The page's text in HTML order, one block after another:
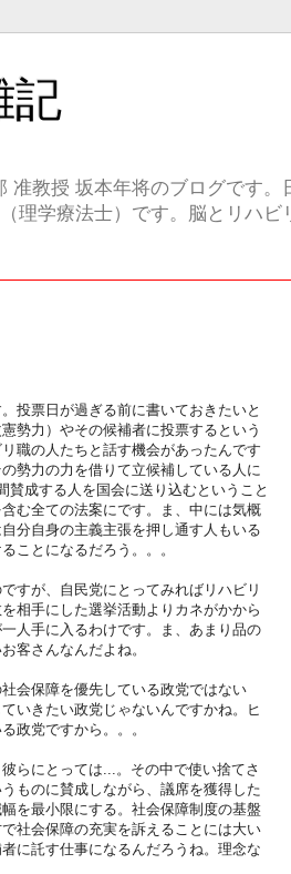
記
准教授 坂本年将のブログです
理学療法士）です。脳とリハビ
投票日が過ぎる前に書いておきたいと
勢力）やその候補者に投票するという
職の人たちと話す機会があったんです
勢力の力を借りて立候補している人に
成する人を国会に送り込むということ
む全ての法案にです。ま、中には気概
分自身の主義主張を押し通す人もいる
ことになるだろう。。。
すが、自民党にとってみればリハビリ
相手にした選挙活動よりカネがかから
人手に入るわけです。ま、あまり品の
客さんなんだよね。
会保障を優先している政党ではない
いきたい政党じゃないんですかね。ヒ
政党ですから。。。
らにとっては...。その中で使い捨てさ
ものに賛成しながら、議席を獲得した
を最小限にする。社会保障制度の基盤
社会保障の充実を訴えることには大い
に託す仕事になるんだろうね。理念な